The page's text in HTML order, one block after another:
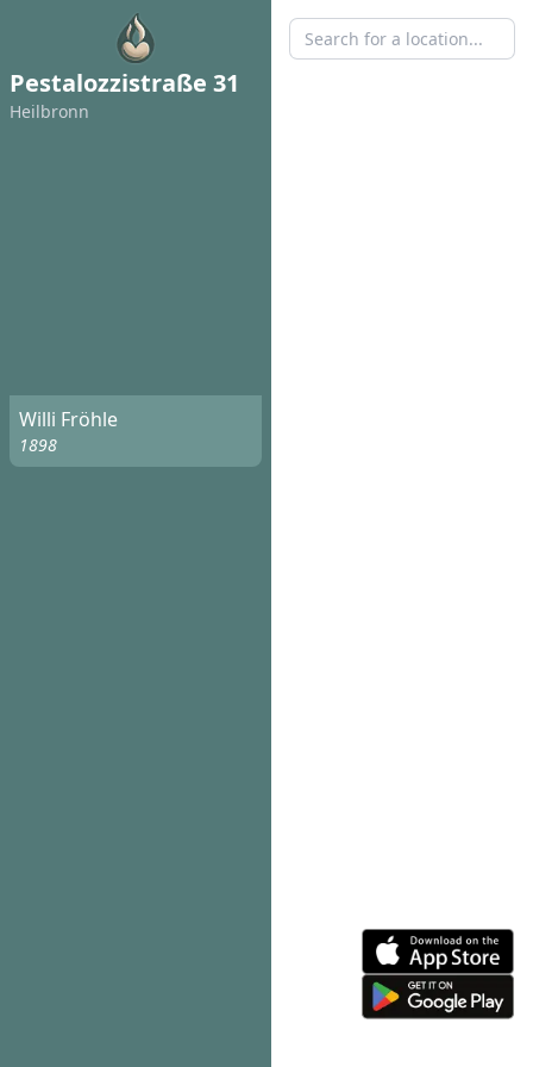
Pestalozzistraße 31
Heilbronn
Willi Fröhle
1898